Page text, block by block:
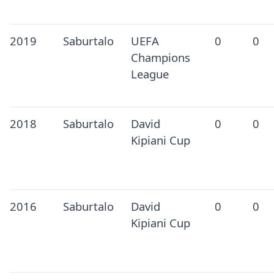
2019 Saburtalo
UEFA
Champions
League
0 0
2018 Saburtalo
David
Kipiani Cup
0 0
2016 Saburtalo
David
Kipiani Cup
0 0